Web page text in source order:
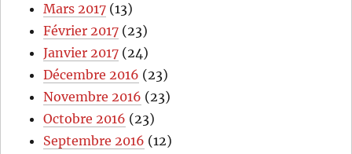
Mars 2017 (13)
Février 2017 (23)
Janvier 2017 (24)
Décembre 2016 (23)
Novembre 2016 (23)
Octobre 2016 (23)
Septembre 2016 (12)